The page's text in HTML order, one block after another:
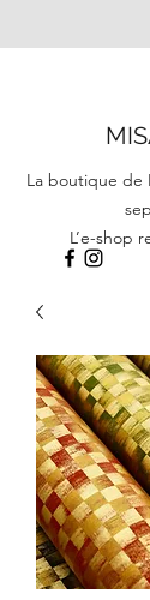
La boutique de
L’e-shop